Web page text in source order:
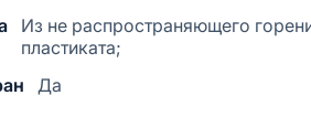
Из не распространяющего
пластиката;
Да